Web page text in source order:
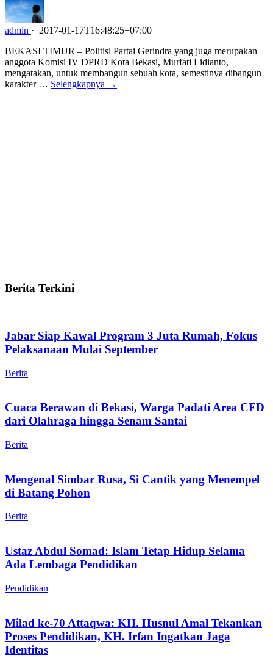
admin · 2017-01-17T16:48:25+07:00
BEKASI TIMUR – Politisi Partai Gerindra yang juga merupakan
anggota Komisi IV DPRD Kota Bekasi, Murfati Lidianto,
mengatakan, untuk membangun sebuah kota, semestinya dibangun
karakter … Selengkapnya →
Berita Terkini
Jabar Siap Kawal Program 3 Juta Rumah, Fokus
Pelaksanaan Mulai September
Berita
Cuaca Berawan di Bekasi, Warga Padati Area CFD
dari Olahraga hingga Senam Santai
Berita
Mengenal Simbar Rusa, Si Cantik yang Menempel
di Batang Pohon
Berita
Ustaz Abdul Somad: Islam Tetap Hidup Selama
Ada Lembaga Pendidikan
Pendidikan
Milad ke-70 Attaqwa: KH. Husnul Amal Tekankan
Proses Pendidikan, KH. Irfan Ingatkan Jaga
Identitas